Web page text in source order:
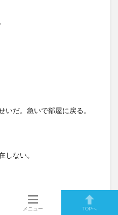
いだ。急いで部屋に戻る。
しない。
がないところもある。
メニュー TOPへ